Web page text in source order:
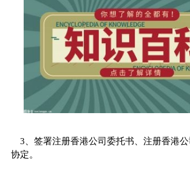
3、签署注册香港公司委托书、注册香港
协定。